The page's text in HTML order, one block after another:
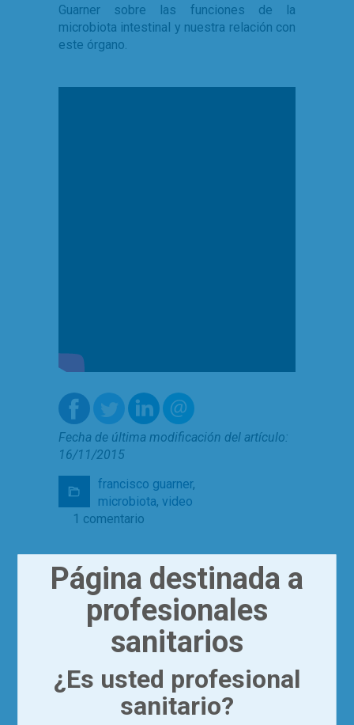
Guarner sobre las funciones de la
microbiota intestinal y nuestra relación con
este órgano.
Fecha de última modificación del artículo:
16/11/2015
francisco guarner,
microbiota, video
1 comentario
UNA RESPUESTA
CAROLINA MARTINel dia
2020
ha dicho:
muy bueno, claro y concreto
Página destinada a
profesionales
sanitarios
¿Es usted profesional
sanitario?